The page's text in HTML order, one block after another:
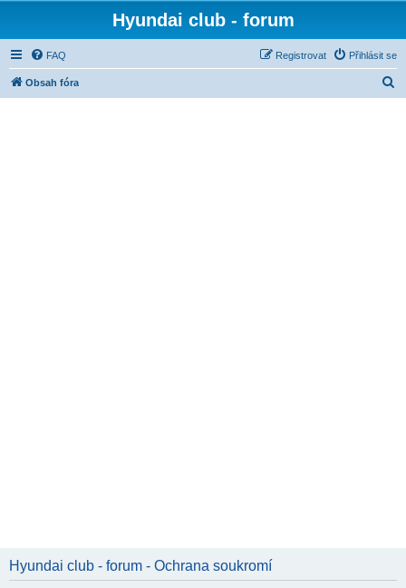
Hyundai club - forum
FAQ Přihlásit se
Registrovat
Obsah fóra
Hyundai club - forum - Ochrana soukromí